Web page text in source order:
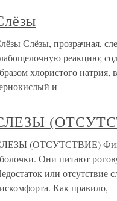
Слёзы, прозрачная,
реакцию;
хлористого
и
(ОТСУТСТВИЕ)
Они питают
или отсутствие
Как правило,